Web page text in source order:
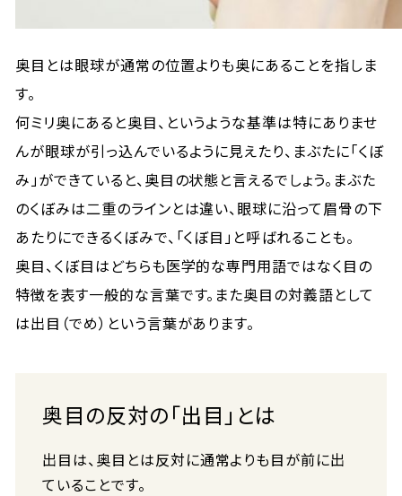
奥目とは眼球が通常の位置よりも奥にあることを指しま
す。
何ミリ奥にあると奥目、というような基準は特にありませ
んが眼球が引っ込んでいるように見えたり、まぶたに「くぼ
み」ができていると、奥目の状態と言えるでしょう。まぶた
のくぼみは二重のラインとは違い、眼球に沿って眉骨の下
あたりにできるくぼみで、「くぼ目」と呼ばれることも。
奥目、くぼ目はどちらも医学的な専門用語ではなく目の
特徴を表す一般的な言葉です。また奥目の対義語として
は出目（でめ）という言葉があります。
奥目の反対の「出目」とは
出目は、奥目とは反対に通常よりも目が前に出
ていることです。